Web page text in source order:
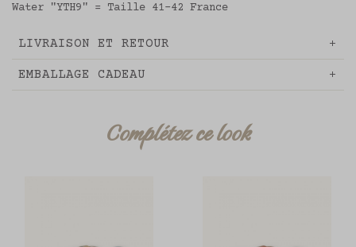
Water "YTH9" = Taille 41-42 France
LIVRAISON ET RETOUR
EMBALLAGE CADEAU
Complétez ce look